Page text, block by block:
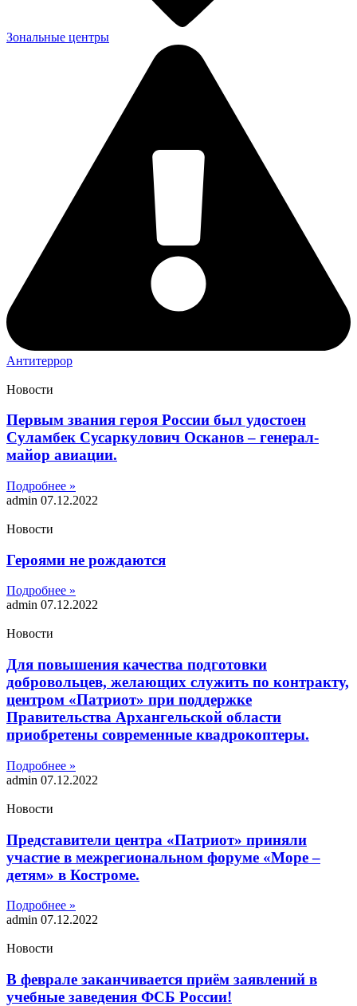
Зональные центры
Антитеррор
Новости
Первым звания героя России был удостоен
Суламбек Сусаркулович Осканов – генерал-
майор авиации.
Подробнее »
admin 07.12.2022
Новости
Героями не рождаются
Подробнее »
admin 07.12.2022
Новости
Для повышения качества подготовки
добровольцев, желающих служить по контракту,
центром «Патриот» при поддержке
Правительства Архангельской области
приобретены современные квадрокоптеры.
Подробнее »
admin 07.12.2022
Новости
Представители центра «Патриот» приняли
участие в межрегиональном форуме «Море –
детям» в Костроме.
Подробнее »
admin 07.12.2022
Новости
В феврале заканчивается приём заявлений в
учебные заведения ФСБ России!